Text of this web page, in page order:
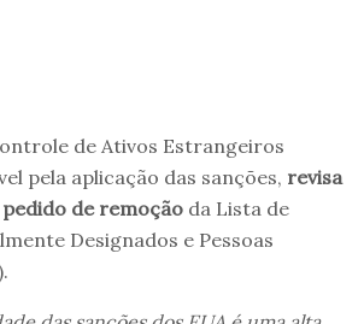
de Ativos Estrangeiros
pela aplicação das sanções, revisa
de remoção da Lista de
Designados e Pessoas